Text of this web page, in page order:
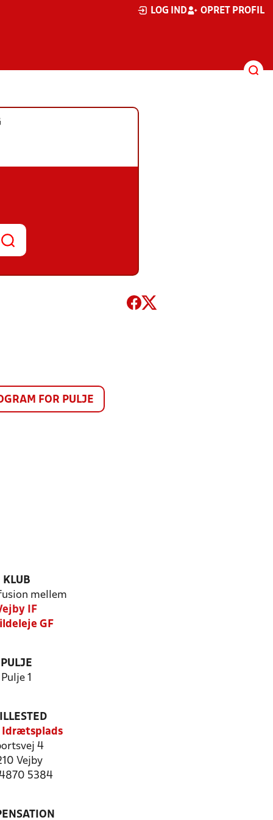
LOG IND OPRET PROFIL
FOR PULJE
KLUB
mellem
IF
GF
PULJE
Pulje 1
Idrætsplads
4
Vejby
5384